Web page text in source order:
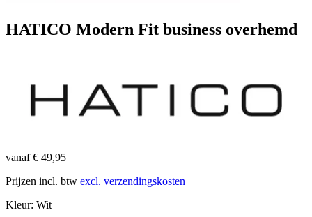
HATICO Modern Fit business overhemd
vanaf € 49,95
Prijzen incl. btw excl. verzendingskosten
Kleur: Wit